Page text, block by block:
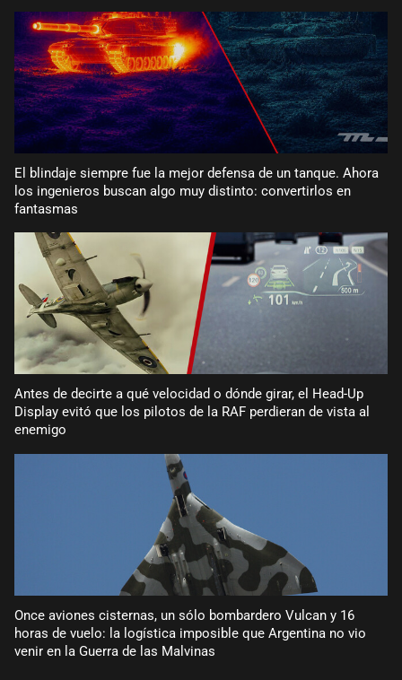
El blindaje siempre fue la mejor defensa de un tanque. Ahora
los ingenieros buscan algo muy distinto: convertirlos en
fantasmas
Antes de decirte a qué velocidad o dónde girar, el Head-Up
Display evitó que los pilotos de la RAF perdieran de vista al
enemigo
Once aviones cisternas, un sólo bombardero Vulcan y 16
horas de vuelo: la logística imposible que Argentina no vio
venir en la Guerra de las Malvinas